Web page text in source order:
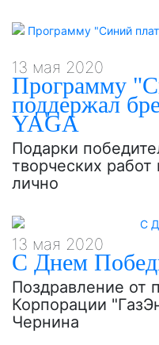
13 мая 2020
Программу
поддержал
YAGA
Подарки
творческих
лично
13 мая 2020
С Днем
Поздравление от
Корпорации
Чернина